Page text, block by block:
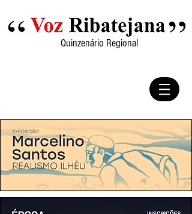
Quinzenário Regional